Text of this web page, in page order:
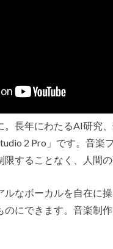
。長年にわたるAI研究
2 Pro」です。音
することなく、人間
なボーカルを自在に
にできます。音楽制作